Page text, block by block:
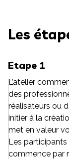
Les
Etape 1
L’atelier
des
réalisateurs ou
initier à la
met en valeur
Les participants
commence par